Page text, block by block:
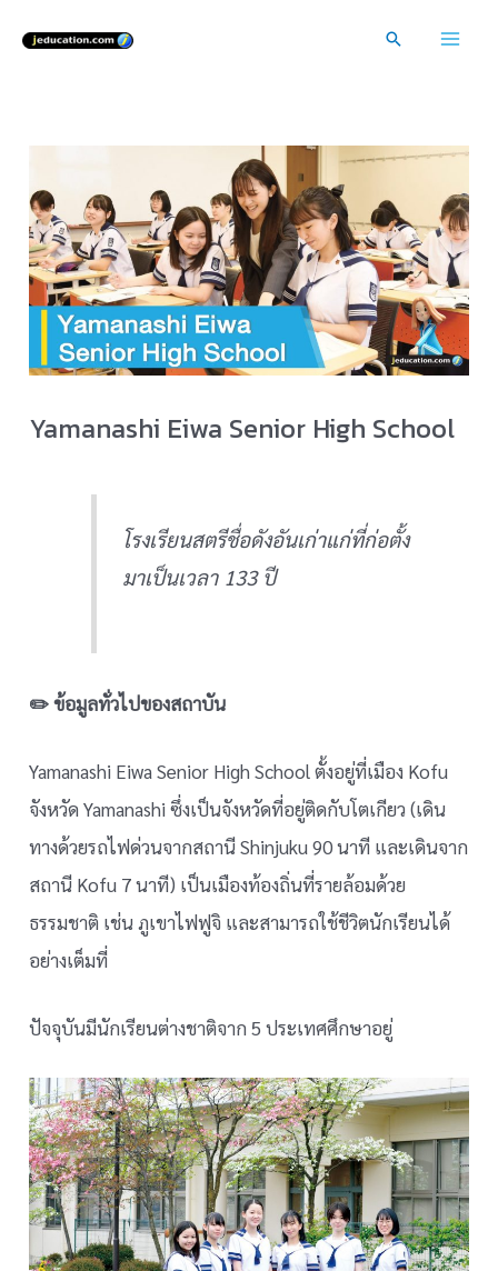
Search
Yamanashi Eiwa Senior High School
โรงเรียนสตรีชื่อดังอันเก่าแก่ที่ก่อตั้ง
มาเป็นเวลา 133 ปี
✏️ ข้อมูลทั่วไปของสถาบัน
Yamanashi Eiwa Senior High School ตั้งอยู่ที่เมือง Kofu
จังหวัด Yamanashi ซึ่งเป็นจังหวัดที่อยู่ติดกับโตเกียว (เดิน
ทางด้วยรถไฟด่วนจากสถานี Shinjuku 90 นาที และเดินจาก
สถานี Kofu 7 นาที) เป็นเมืองท้องถิ่นที่รายล้อมด้วย
ธรรมชาติ เช่น ภูเขาไฟฟูจิ และสามารถใช้ชีวิตนักเรียนได้
อย่างเต็มที่
ปัจจุบันมีนักเรียนต่างชาติจาก 5 ประเทศศึกษาอยู่